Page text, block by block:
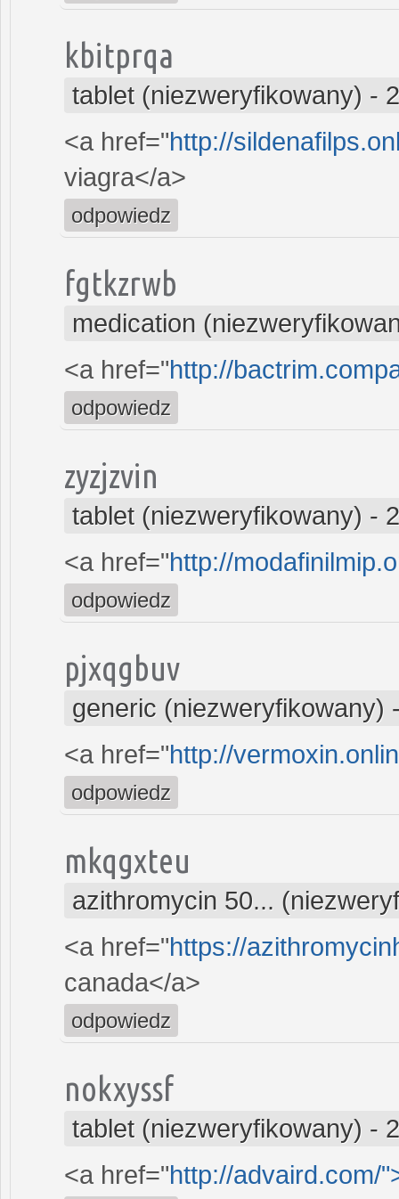
kbitprqa
tablet (niezweryfikowany) -
<a href="http://
viagra</a>
odpowiedz
fgtkzrwb
medication
<a href="http://
odpowiedz
zyzjzvin
tablet (niezweryfikowany) -
<a href="http://
odpowiedz
pjxqgbuv
generic (niezweryfikowany)
<a href="http://
odpowiedz
mkqgxteu
azithromycin 50...
<a href="https://
canada</a>
odpowiedz
nokxyssf
tablet (niezweryfikowany) -
<a href="http://advaird.com/